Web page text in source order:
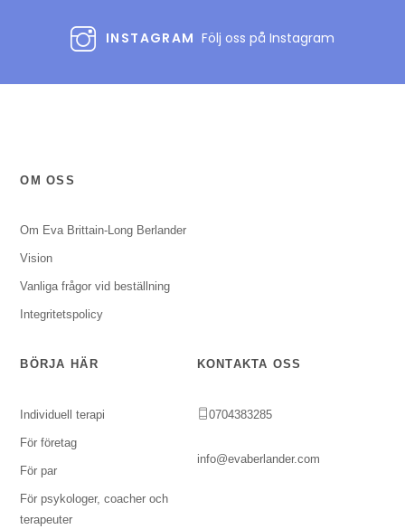
INSTAGRAM Följ oss på Instagram
OM OSS
Om Eva Brittain-Long Berlander
Vision
Vanliga frågor vid beställning
Integritetspolicy
BÖRJA HÄR
Individuell terapi
För företag
För par
För psykologer, coacher och
terapeuter
KONTAKTA OSS
0704383285
info@evaberlander.com